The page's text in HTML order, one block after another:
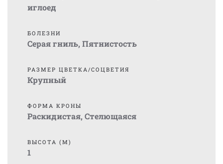
иглоед
БОЛЕЗНИ
Серая гниль, Пятнистость
РАЗМЕР ЦВЕТКА/СОЦВЕТИЯ
Крупный
ФОРМА КРОНЫ
Раскидистая, Стелющаяся
ВЫСОТА (М)
1